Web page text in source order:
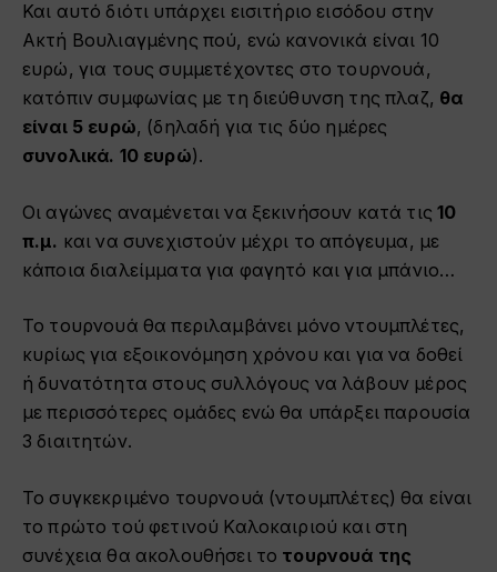
Και αυτό διότι υπάρχει εισιτήριο εισόδου στην
Ακτή Βουλιαγμένης πού, ενώ κανονικά είναι 10
ευρώ, για τους συμμετέχοντες στο τουρνουά,
κατόπιν συμφωνίας με τη διεύθυνση της πλαζ, θα
είναι 5 ευρώ, (δηλαδή για τις δύο ημέρες
συνολικά. 10 ευρώ).
Οι αγώνες αναμένεται να ξεκινήσουν κατά τις10
π.μ. και να συνεχιστούν μέχρι το απόγευμα, με
κάποια διαλείμματα για φαγητό και για μπάνιο…
Το τουρνουά θα περιλαμβάνει μόνο ντουμπλέτες,
κυρίως για εξοικονόμηση χρόνου και για να δοθεί
ή δυνατότητα στους συλλόγους να λάβουν μέρος
με περισσότερες ομάδες ενώ θα υπάρξει παρουσία
3 διαιτητών.
Το συγκεκριμένο τουρνουά (ντουμπλέτες) θα είναι
το πρώτο τού φετινού Καλοκαιριού και στη
συνέχεια θα ακολουθήσει το τουρνουά της